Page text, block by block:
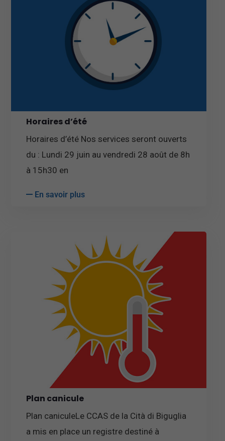
Horaires d’été
Horaires d’été Nos services seront ouverts
du : Lundi 29 juin au vendredi 28 août de 8h
à 15h30 en
En savoir plus
Plan canicule
Plan caniculeLe CCAS de la Cità di Biguglia
a mis en place un registre destiné à